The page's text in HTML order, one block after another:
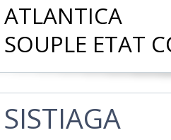
‎ATLANTICA
SOUPLE ETAT
‎SISTIAGA‎